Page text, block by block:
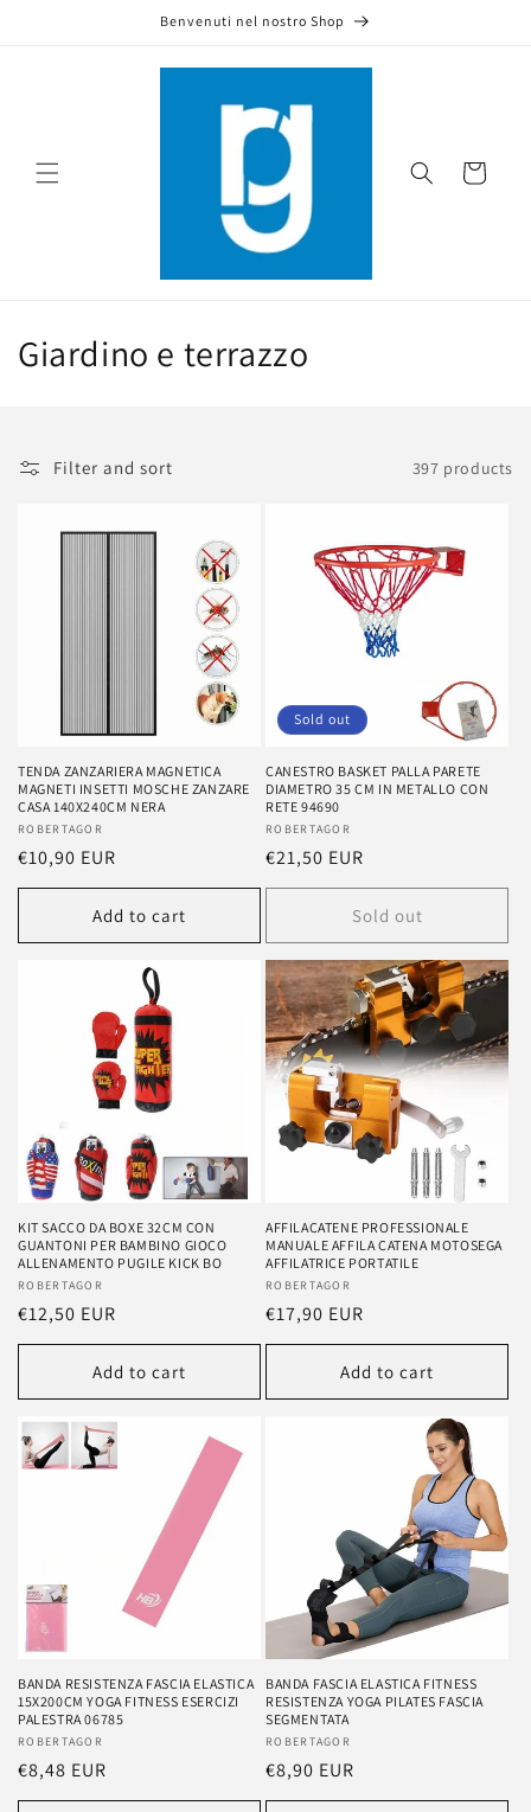
Benvenuti nel nostro Shop
Cart
C
n
:
Giardino e terrazzo
Filter and sort 397 products
TENDA ZANZARIERA MAGNETICA
MAGNETI INSETTI MOSCHE ZANZARE
CASA 140X240CM NERA
Vendor:
ROBERTAGOR
Regular
price
€10,90 EUR
Add to cart
Sold out
CANESTRO BASKET PALLA PARETE
DIAMETRO 35 CM IN METALLO CON
RETE 94690
Vendor:
ROBERTAGOR
Regular
price
€21,50 EUR
Sold out
KIT SACCO DA BOXE 32CM CON
GUANTONI PER BAMBINO GIOCO
ALLENAMENTO PUGILE KICK BO
Vendor:
ROBERTAGOR
Regular
price
€12,50 EUR
Add to cart
AFFILACATENE PROFESSIONALE
MANUALE AFFILA CATENA MOTOSEGA
AFFILATRICE PORTATILE
Vendor:
ROBERTAGOR
Regular
price
€17,90 EUR
Add to cart
BANDA RESISTENZA FASCIA ELASTICA
15X200CM YOGA FITNESS ESERCIZI
PALESTRA 06785
Vendor:
ROBERTAGOR
Regular
price
€8,48 EUR
BANDA FASCIA ELASTICA FITNESS
RESISTENZA YOGA PILATES FASCIA
SEGMENTATA
Vendor:
ROBERTAGOR
Regular
price
€8,90 EUR